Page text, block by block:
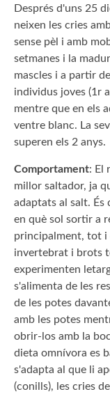
Després d'uns 25
neixen les cries
sense pèl i amb
setmanes i la
mascles i a partir
individus joves (1r
mentre que en els
ventre blanc. La
superen els 2 anys.
Comportament: El
millor saltador, ja
adaptats al salt. És
en què sol sortir a
principalment, tot i
invertebrat i brots
experimenten
s'alimenta de les
de les potes
amb les potes
obrir-los amb la
dieta omnívora es
s'adapta al que li
(conills), les cries